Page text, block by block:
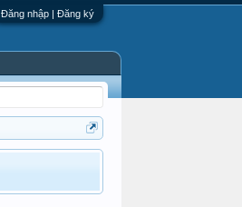
Đăng nhập | Đăng ký